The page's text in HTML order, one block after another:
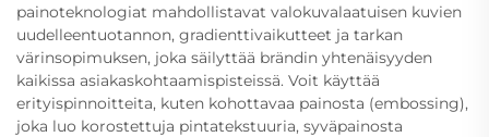
painoteknologiat mahdollistavat valokuvalaatuisen kuvien
uudelleentuotannon, gradienttivaikutteet ja tarkan
värinsopimuksen, joka säilyttää brändin yhtenäisyyden
kaikissa asiakaskohtaamispisteissä. Voit käyttää
erityispinnoitteita, kuten kohottavaa painosta (embossing),
joka luo korostettuja pintatekstuuria, syväpainosta